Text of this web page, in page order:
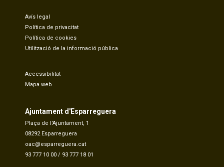
Avís legal
Política de privacitat
Política de cookies
Utilització de la informació pública
Accessibilitat
Mapa web
Ajuntament d'Esparreguera
Plaça de l'Ajuntament, 1
08292 Esparreguera
oac@esparreguera.cat
93 777 10 00 / 93 777 18 01